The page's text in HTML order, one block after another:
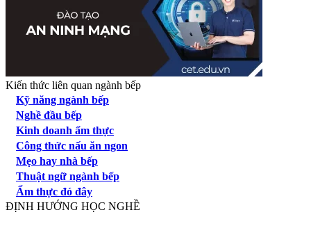
Kiến thức liên quan ngành bếp
Kỹ năng ngành bếp
Nghề đầu bếp
Kinh doanh ẩm thực
Công thức nấu ăn ngon
Mẹo hay nhà bếp
Thuật ngữ ngành bếp
Ẩm thực đó đây
ĐỊNH HƯỚNG HỌC NGHỀ